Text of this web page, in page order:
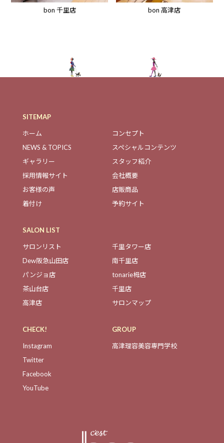
bon 千里店 bon 高津店
SITEMAP
ホーム
コンセプト
NEWS & TOPICS
スペシャルコンテンツ
ギャラリー
スタッフ紹介
採用情報サイト
会社概要
お客様の声
店販商品
着付け
予約サイト
SALON LIST
サロンリスト
千里タワー店
Dew阪急山田店
南千里店
パンジョ店
tonarie栂店
茶山台店
千里店
高津店
サロンマップ
CHECK!
Instagram
Twitter
Facebook
YouTube
GROUP
高津理容美容専門学校